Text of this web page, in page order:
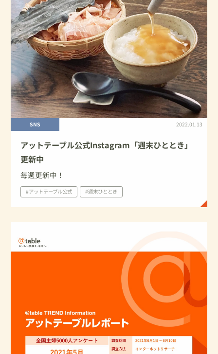
SNS 2022.01.13
アットテーブル公式Instagram「週末ひととき」
更新中
毎週更新中！
#アットテーブル公式 #週末ひととき